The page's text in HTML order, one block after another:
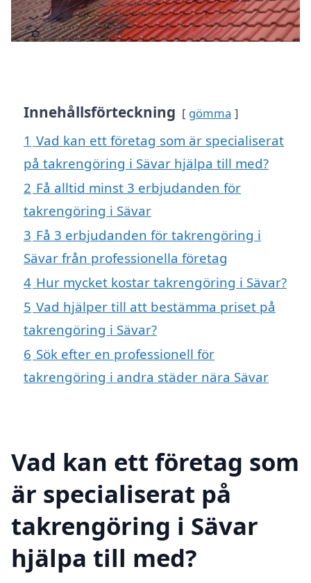
Innehållsförteckning gömma
1 Vad kan ett företag som är specialiserat
på takrengöring i Sävar hjälpa till med?
2 Få alltid minst 3 erbjudanden för
takrengöring i Sävar
3 Få 3 erbjudanden för takrengöring i
Sävar från professionella företag
4 Hur mycket kostar takrengöring i Sävar?
5 Vad hjälper till att bestämma priset på
takrengöring i Sävar?
6 Sök efter en professionell för
takrengöring i andra städer nära Sävar
Vad kan ett företag som
är specialiserat på
takrengöring i Sävar
hjälpa till med?